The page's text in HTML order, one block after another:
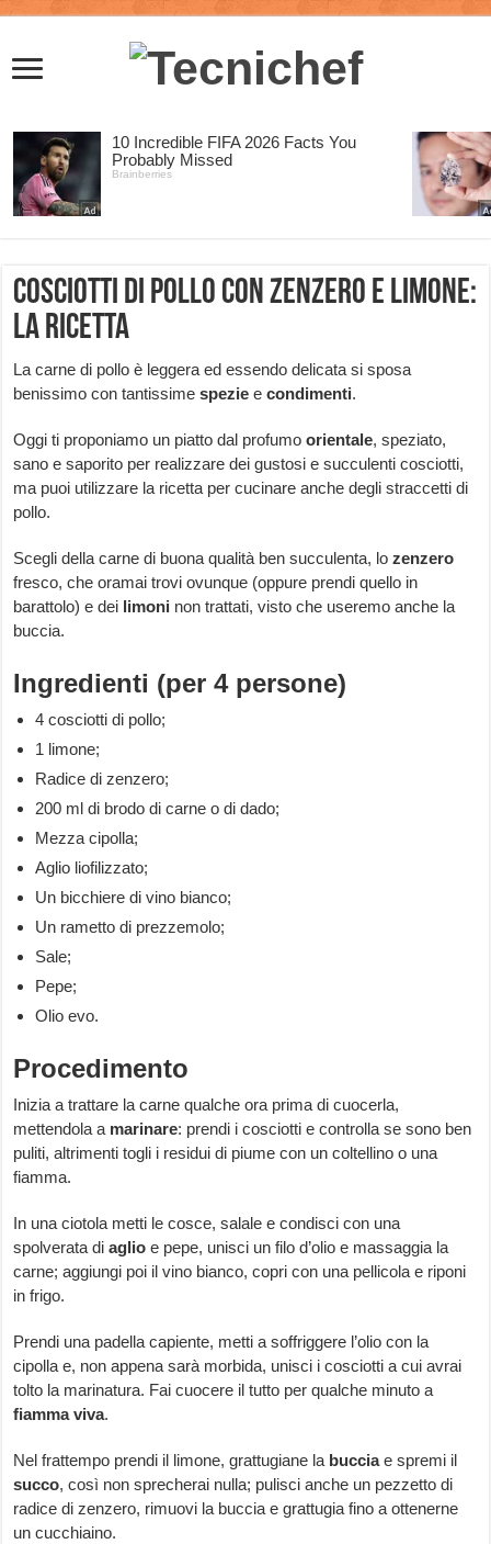
Cosciotti di pollo con zenzero e limone:
la ricetta
La carne di pollo è leggera ed essendo delicata si sposa
benissimo con tantissimespezie econdimenti.
Oggi ti proponiamo un piatto dal profumoorientale, speziato,
sano e saporito per realizzare dei gustosi e succulenti cosciotti,
ma puoi utilizzare la ricetta per cucinare anche degli straccetti di
pollo.
Scegli della carne di buona qualità ben succulenta, lozenzero
fresco, che oramai trovi ovunque (oppure prendi quello in
barattolo) e dei limoni non trattati, visto che useremo anche la
buccia.
Ingredienti (per 4 persone)
4 cosciotti di pollo;
1 limone;
Radice di zenzero;
200 ml di brodo di carne o di dado;
Mezza cipolla;
Aglio liofilizzato;
Un bicchiere di vino bianco;
Un rametto di prezzemolo;
Sale;
Pepe;
Olio evo.
Procedimento
Inizia a trattare la carne qualche ora prima di cuocerla,
mettendola a marinare: prendi i cosciotti e controlla se sono ben
puliti, altrimenti togli i residui di piume con un coltellino o una
fiamma.
In una ciotola metti le cosce, salale e condisci con una
spolverata diaglio e pepe, unisci un filo d’olio e massaggia la
carne; aggiungi poi il vino bianco, copri con una pellicola e riponi
in frigo.
Prendi una padella capiente, metti a soffriggere l’olio con la
cipolla e, non appena sarà morbida, unisci i cosciotti a cui avrai
tolto la marinatura. Fai cuocere il tutto per qualche minuto a
fiamma viva.
Nel frattempo prendi il limone, grattugiane la bucciae spremi il
succo, così non sprecherai nulla; pulisci anche un pezzetto di
radice di zenzero, rimuovi la buccia e grattugia fino a ottenerne
un cucchiaino.